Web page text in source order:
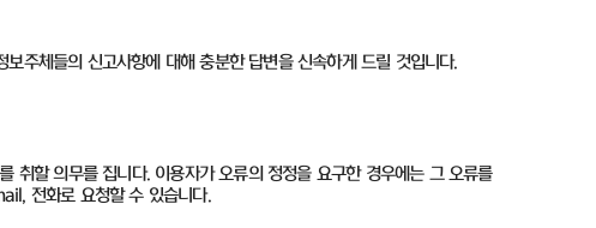
보주체들의 신고사항에 대해 충분한 답변을 신속하게 드릴 것입니다.
취할 의무를 집니다. 이용자가 오류의 정정을 요구한 경우에는 그 오류를
전화로 요청할 수 있습니다.